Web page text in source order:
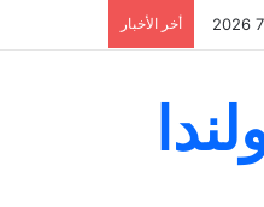
أخر الأخبار